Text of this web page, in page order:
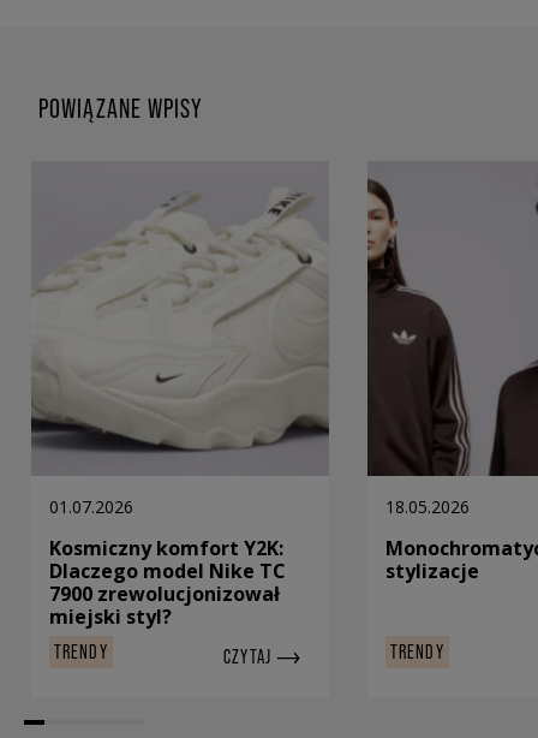
POWIĄZANE WPISY
01.07.2026
Kosmiczny komfort Y2K:
Dlaczego model Nike TC
7900 zrewolucjonizował
miejski styl?
TRENDY CZYTAJ
18.05.2026
stylizacje
TRENDY